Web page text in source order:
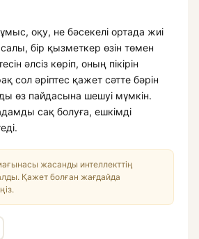
оқу, не бәсекелі ортада жиі
бір қызметкер өзін төмен
әлсіз көріп, оның пікірін
сол әріптес қажет сәтте бәрін
өз пайдасына шешуі мүмкін.
сақ болуға, ешкімді
жасанды интеллекттің
Қажет болған жағдайда